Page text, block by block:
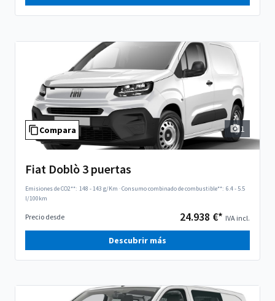
Compara 1
Fiat Doblò 3 puertas
Emisiones de CO2**: 148 - 143 g/Km ·Consumo combinado de combustible**: 6.4 - 5.5
l/100km
Precio desde 24.938 €* IVA incl.
Descubrir más